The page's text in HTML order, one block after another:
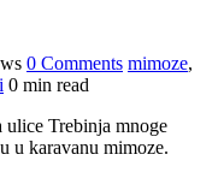
0 Comments mimoze,
0 min read
Trebinja mnoge
u karavanu mimoze.